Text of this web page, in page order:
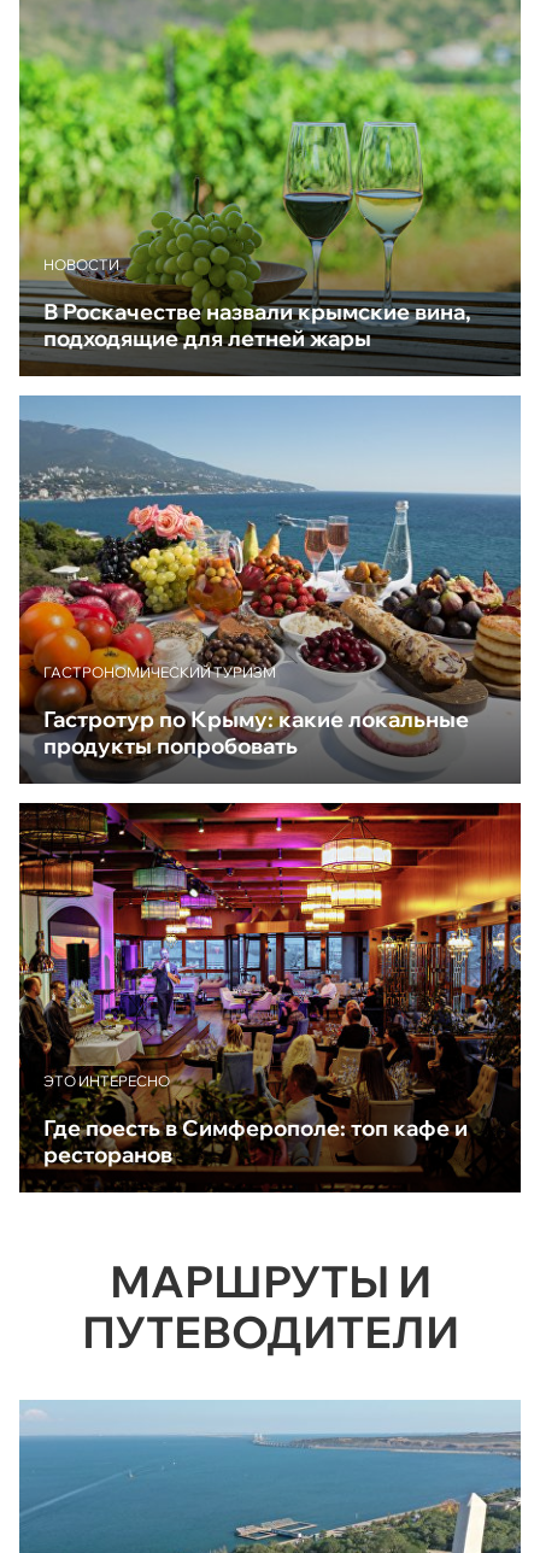
НОВОСТИ
В Роскачестве назвали крымские вина,
подходящие для летней жары
ГАСТРОНОМИЧЕСКИЙ ТУРИЗМ
Гастротур по Крыму: какие локальные
продукты попробовать
ЭТО ИНТЕРЕСНО
Где поесть в Симферополе: топ кафе и
ресторанов
МАРШРУТЫ И
ПУТЕВОДИТЕЛИ